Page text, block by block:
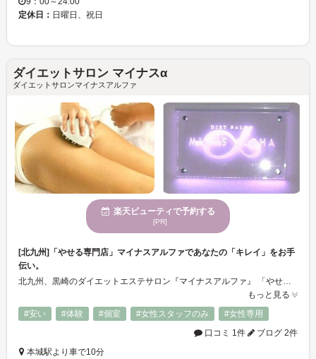
定休日： 日曜日、祝日
ダイエットサロン マイナスα
ダイエットサロンマイナスアルファ
楽天ビューティで予約する
[PR]
[北九州]「やせる専門店」マイナスアルファであなたの「キレイ」をお手
伝い。
北九州、黒崎のダイエットエステサロン『マイナスアルファ』 「やせる専門店」として、 あなたの「キレイ」と「健康」を応援します！！ 是非、一度ご体験ください。スタッフ一同お待ちしております。
もっと見る
#安い
#体験 #個室 #女性スタッフのみ
#女性専用
口コミ 1件
ブログ 2件
本城駅より車で10分